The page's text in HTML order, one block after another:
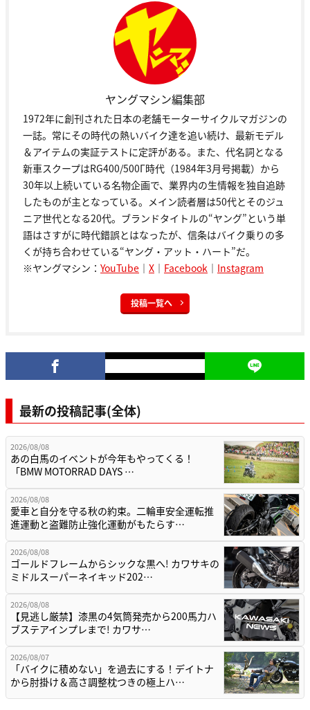
ヤングマシン編集部
1972年に創刊された日本の老舗モーターサイクルマガジンの
一誌。常にその時代の熱いバイク達を追い続け、最新モデル
＆アイテムの実証テストに定評がある。また、代名詞となる
新車スクープはRG400/500Γ時代（1984年3月号掲載）から
30年以上続いている名物企画で、業界内の生情報を独自追跡
したものが主となっている。メイン読者層は50代とそのジュ
ニア世代となる20代。ブランドタイトルの“ヤング”という単
語はさすがに時代錯誤とはなったが、信条はバイク乗りの多
くが持ち合わせている“ヤング・アット・ハート”だ。
※ヤングマシン： YouTube ｜ X ｜ Facebook ｜ Instagram
投稿一覧へ
最新の投稿記事(全体)
2026/08/08
あの白馬のイベントが今年もやってくる！
「BMW MOTORRAD DAYS …
2026/08/08
愛車と自分を守る秋の約束。二輪車安全運転推
進運動と盗難防止強化運動がもたらす…
2026/08/08
ゴールドフレームからシックな黒へ! カワサキの
ミドルスーパーネイキッド202…
2026/08/08
【見逃し厳禁】漆黒の4気筒発売から200馬力ハ
ブステアインプレまで! カワサ…
2026/08/07
「バイクに積めない」を過去にする！デイトナ
から肘掛け＆高さ調整枕つきの極上ハ…